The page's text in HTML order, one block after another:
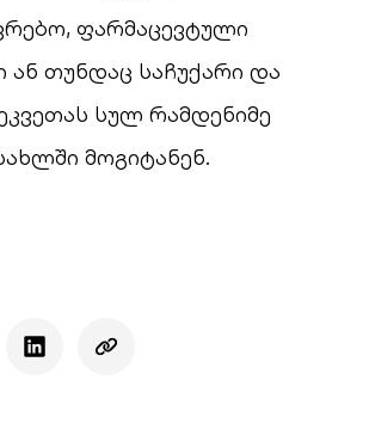
ფარმაცევტული
ან თუნდაც საჩუქარი და
სულ რამდენიმე
მოგიტანენ.